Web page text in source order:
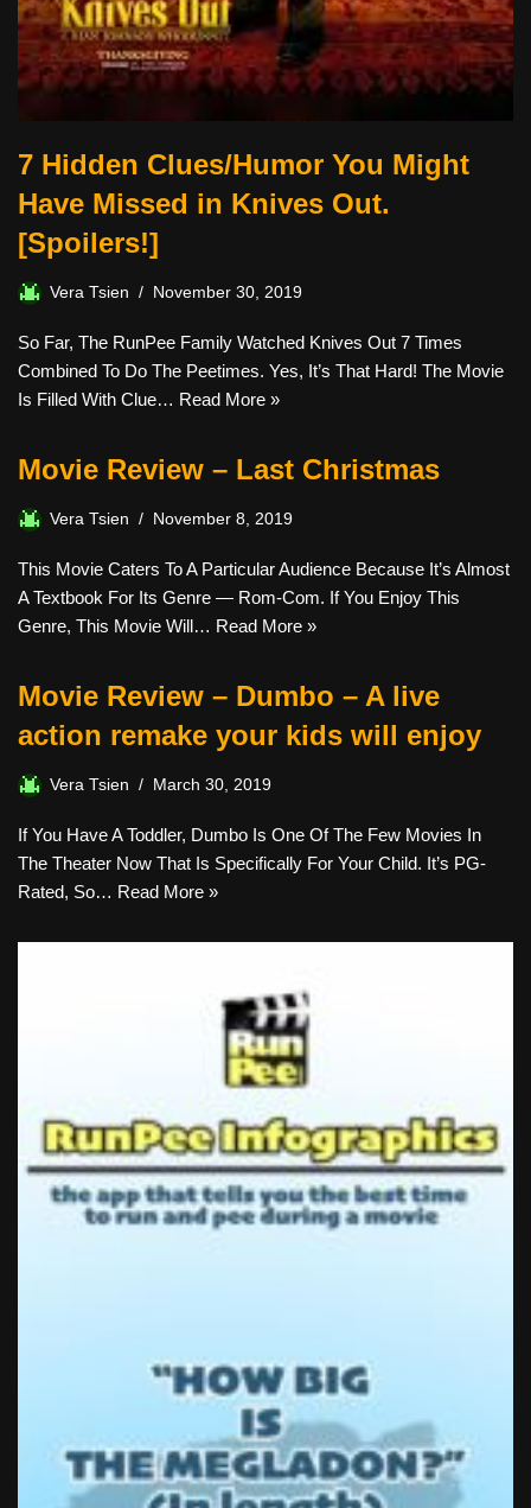
7 Hidden Clues/Humor You Might
Have Missed in Knives Out.
[Spoilers!]
Vera Tsien November 30, 2019
So Far, The RunPee Family Watched Knives Out 7 Times
Combined To Do The Peetimes. Yes, It’s That Hard! The Movie
Is Filled With Clue… Read More »
Movie Review – Last Christmas
Vera Tsien November 8, 2019
This Movie Caters To A Particular Audience Because It’s Almost
A Textbook For Its Genre — Rom-Com. If You Enjoy This
Genre, This Movie Will… Read More »
Movie Review – Dumbo – A live
action remake your kids will enjoy
Vera Tsien March 30, 2019
If You Have A Toddler, Dumbo Is One Of The Few Movies In
The Theater Now That Is Specifically For Your Child. It’s PG-
Rated, So… Read More »